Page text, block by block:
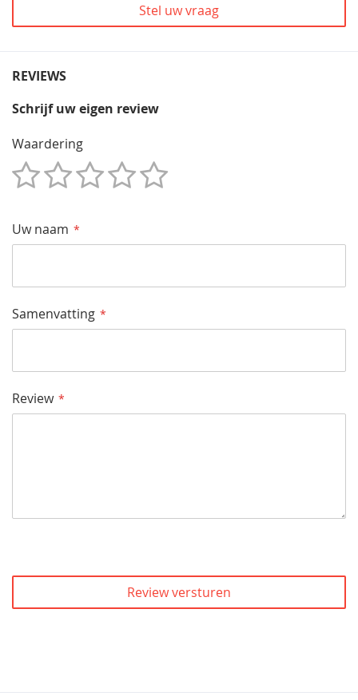
Stel uw vraag
REVIEWS
Schrijf uw eigen review
Waardering
Uw naam
Samenvatting
Review
Review versturen